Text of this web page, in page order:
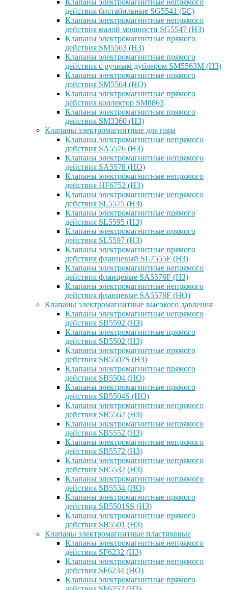
Клапаны электромагнитные непрямого
действия бистабильные SG5541 (БС)
Клапаны электромагнитные непрямого
действия малой мощности SG5547 (НЗ)
Клапаны электромагнитные прямого
действия SM5563 (НЗ)
Клапаны электромагнитные прямого
действия с ручным дублером SM5563M (НЗ)
Клапаны электромагнитные прямого
действия SM5564 (НО)
Клапаны электромагнитные прямого
дейcтвия коллектор SM8863
Клапаны электромагнитные прямого
действия SM3360 (НЗ)
Клапаны электромагнитные для пара
Клапаны электромагнитные непрямого
действия SA5576 (НЗ)
Клапаны электромагнитные непрямого
действия SA5578 (НО)
Клапаны электромагнитные непрямого
действия HF6752 (НЗ)
Клапаны электромагнитные непрямого
действия SL5575 (НЗ)
Клапаны электромагнитные прямого
действия SL5595 (НЗ)
Клапаны электромагнитные прямого
действия SL5597 (НЗ)
Клапаны электромагнитные прямого
действия фланцевый SL7555F (НЗ)
Клапаны электромагнитные непрямого
действия фланцевые SA5576F (НЗ)
Клапаны электромагнитные непрямого
действия фланцевые SA5578F (НО)
Клапаны электромагнитные высокого давления
Клапаны электромагнитные непрямого
действия SB5592 (НЗ)
Клапаны электромагнитные прямого
действия SB5502 (НЗ)
Клапаны электромагнитные прямого
действия SB5502S (НЗ)
Клапаны электромагнитные прямого
действия SB5504 (НО)
Клапаны электромагнитные прямого
действия SB5504S (НО)
Клапаны электромагнитные непрямого
действия SB5562 (НЗ)
Клапаны электромагнитные непрямого
действия SB5552 (НЗ)
Клапаны электромагнитные непрямого
действия SB5572 (НЗ)
Клапаны электромагнитные непрямого
действия SB5532 (НЗ)
Клапаны электромагнитные непрямого
действия SB5534 (НО)
Клапаны электромагнитные прямого
действия SB5501SS (НЗ)
Клапаны электромагнитные прямого
действия SB5501 (НЗ)
Клапаны электромагнитные пластиковые
Клапаны электромагнитные непрямого
действия SF6232 (НЗ)
Клапаны электромагнитные непрямого
действия SF6234 (НО)
Клапаны электромагнитные прямого